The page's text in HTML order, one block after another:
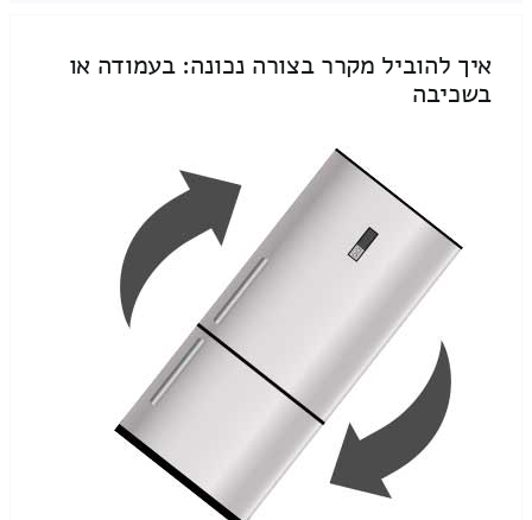
איך להוביל מקרר בצורה נכונה: בעמודה או
בשכיבה